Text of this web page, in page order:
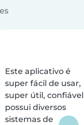
Este aplicativo é
super fácil de usar,
super útil,
possui diversos
sistemas de